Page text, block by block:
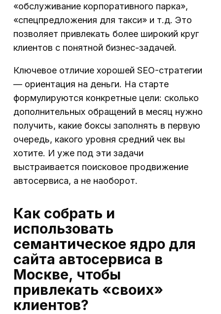
«обслуживание корпоративного парка»,
«спецпредложения для такси» и т.д. Это
позволяет привлекать более широкий круг
клиентов с понятной бизнес-задачей.
Ключевое отличие хорошей SEO-стратегии
— ориентация на деньги. На старте
формулируются конкретные цели: сколько
дополнительных обращений в месяц нужно
получить, какие боксы заполнять в первую
очередь, какого уровня средний чек вы
хотите. И уже под эти задачи
выстраивается поисковое продвижение
автосервиса, а не наоборот.
Как собрать и
использовать
семантическое ядро для
сайта автосервиса в
Москве, чтобы
привлекать «своих»
клиентов?